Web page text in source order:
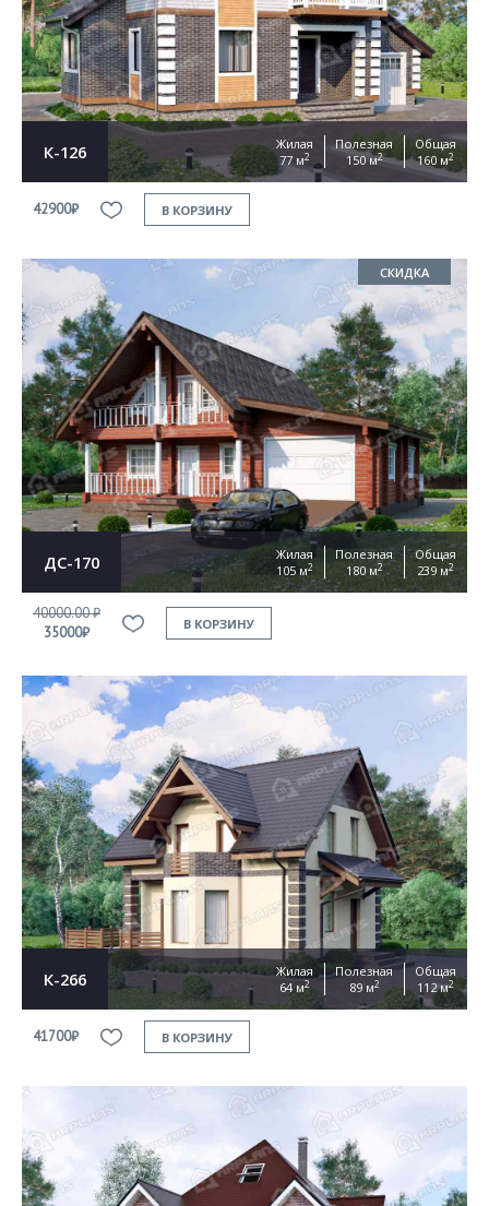
К-126
Жилая
77 м2
Полезная
150 м2
Общая
160 м2
42900₽ В КОРЗИНУ
СКИДКА
ДС-170
Жилая
105 м2
Полезная
180 м2
Общая
239 м2
40000.00 ₽
35000₽
В КОРЗИНУ
К-266
Жилая
64 м2
Полезная
89 м2
Общая
112 м2
41700₽ В КОРЗИНУ